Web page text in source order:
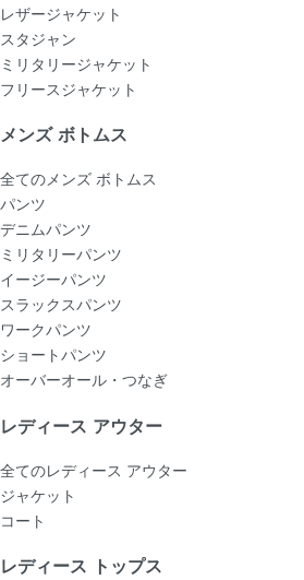
レザージャケット
スタジャン
ミリタリージャケット
フリースジャケット
メンズ ボトムス
全てのメンズ ボトムス
パンツ
デニムパンツ
ミリタリーパンツ
イージーパンツ
スラックスパンツ
ワークパンツ
ショートパンツ
オーバーオール・つなぎ
レディース アウター
全てのレディース アウター
ジャケット
コート
レディース トップス